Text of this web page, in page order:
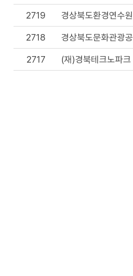
2719 경상북도환경연수
2718 경상북도문화관광
2717 (재)경북테크노파